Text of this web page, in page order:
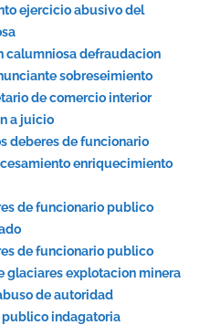
ejercicio abusivo del
calumniosa defraudacion
sobreseimiento
de comercio interior
a juicio
deberes de funcionario
enriquecimiento
de funcionario publico
de funcionario publico
glaciares explotacion minera
de autoridad
indagatoria